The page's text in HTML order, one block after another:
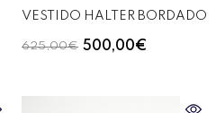
VESTIDO HALTER BORDADO
625,00€ 500,00€